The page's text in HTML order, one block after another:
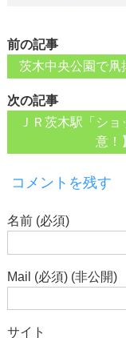
前の記事
茨木中央公園で
次の記事
ＪＲ茨木駅「シ
意！
コメントを残す
名前 (必須)
Mail (必須) (非公開)
サイト